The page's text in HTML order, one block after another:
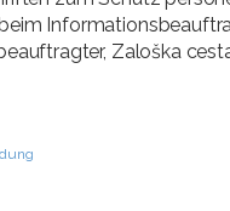
Zaloška